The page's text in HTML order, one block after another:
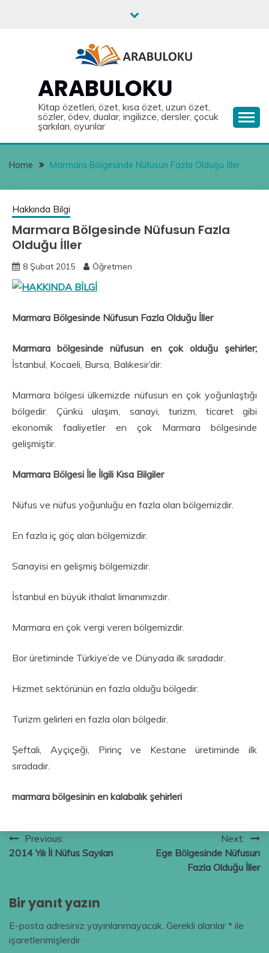
ARABULOKU
Kitap özetleri, özet, kısa özet, uzun özet,
sözler, ödev, dualar, ingilizce, dersler, çocuk
şarkıları, oyunlar
Home Marmara Bölgesinde Nüfusun Fazla Olduğu İller
Hakkında Bilgi
Marmara Bölgesinde Nüfusun Fazla
Olduğu İller
8 Şubat 2015 Öğretmen
Marmara Bölgesinde Nüfusun Fazla Olduğu İller
Marmara bölgesinde nüfusun en çok olduğu şehirler;
İstanbul, Kocaeli, Bursa, Balıkesir’dir.
Marmara bölgesi ülkemizde nüfusun en çok yoğunlaştığı
bölgedir. Çünkü ulaşım, sanayi, turizm, ticaret gibi
ekonomik faaliyetler en çok Marmara bölgesinde
gelişmiştir.
Marmara Bölgesi İle İlgili Kısa Bilgiler
Nüfus ve nüfus yoğunluğu en fazla olan bölgemizdir.
En fazla iç göç alan bölgemizdir.
Sanayisi en gelişmiş bölgemizdir.
İstanbul en büyük ithalat limanımızdır.
Marmara en çok vergi veren bölgemizdir.
Bor üretiminde Türkiye’de ve Dünyada ilk sıradadır.
Hizmet sektörünün en fazla olduğu bölgedir.
Turizm gelirleri en fazla olan bölgedir.
Şeftali, Ayçiçeği, Pirinç ve Kestane üretiminde ilk
sıradadır.
marmara bölgesinin en kalabalık şehirleri
Yazı
gezinmesi
Previous:
2014 Yılı İl Nüfus Sayıları
Next:
Ege Bölgesinde Nüfusun
Fazla Olduğu İller
Bir yanıt yazın
E-posta adresiniz yayınlanmayacak. Gerekli alanlar* ile
işaretlenmişlerdir